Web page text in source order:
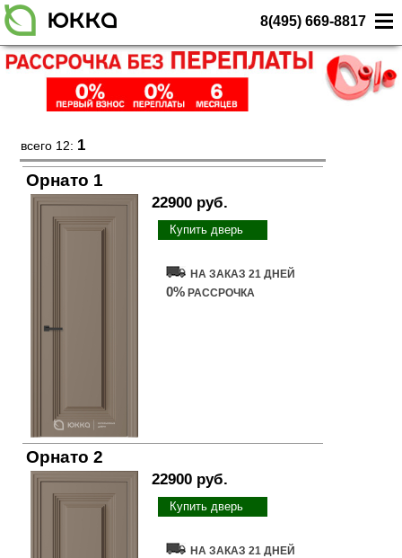
8(495) 669-8817
всего 12: 1
Орнато 1
22900 руб.
Купить дверь
НА ЗАКАЗ 21 ДНЕЙ
0% РАССРОЧКА
Орнато 2
22900 руб.
Купить дверь
НА ЗАКАЗ 21 ДНЕЙ